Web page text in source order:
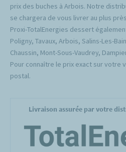
prix des buches à Arbois. Notre
se chargera de vous livrer au plus
Proxi-TotalEnergies dessert
Poligny, Tavaux, Arbois, Salins-Les-
Chaussin, Mont-Sous-Vaudrey,
Pour connaître le prix exact sur votre
postal.
Livraison assurée par votre